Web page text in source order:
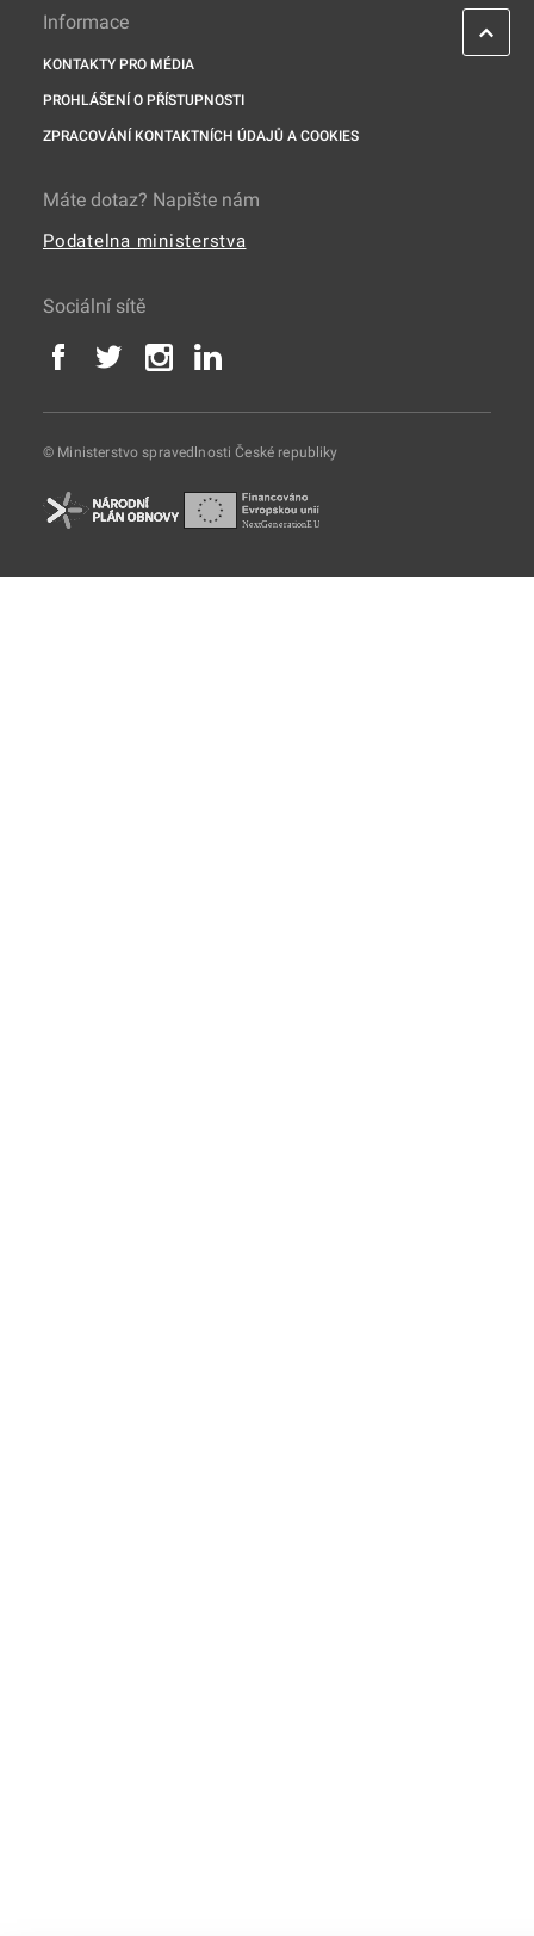
Informace
KONTAKTY PRO MÉDIA
PROHLÁŠENÍ O PŘÍSTUPNOSTI
ZPRACOVÁNÍ KONTAKTNÍCH ÚDAJŮ A COOKIES
Máte dotaz? Napište nám
Podatelna ministerstva
Sociální sítě
© Ministerstvo spravedlnosti České republiky